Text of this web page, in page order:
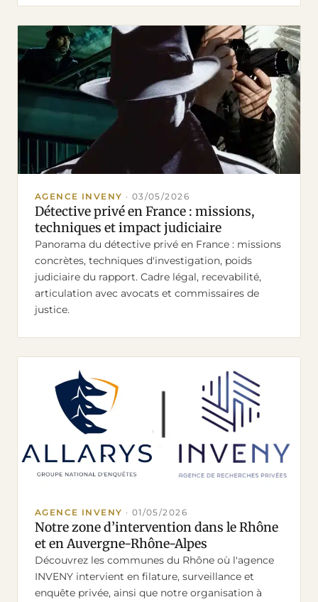
AGENCE INVENY · 03/05/2026
Détective privé en France : missions,
techniques et impact judiciaire
Panorama du détective privé en France : missions
concrètes, techniques d'investigation, poids
judiciaire du rapport. Cadre légal, recevabilité,
articulation avec avocats et commissaires de
justice.
AGENCE INVENY · 01/05/2026
Notre zone d’intervention dans le Rhône
et en Auvergne-Rhône-Alpes
Découvrez les communes du Rhône où l'agence
INVENY intervient en filature, surveillance et
enquête privée, ainsi que notre organisation à